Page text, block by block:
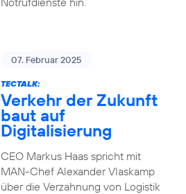
07. Februar 2025
TECTALK:
Verkehr der Zukunft
baut auf
Digitalisierung
CEO Markus Haas spricht mit
MAN-Chef Alexander Vlaskamp
über die Verzahnung von Logistik